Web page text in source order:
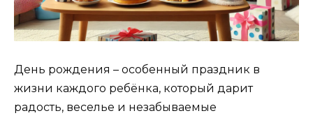
День рождения – особенный праздник в
жизни каждого ребёнка, который дарит
радость, веселье и незабываемые